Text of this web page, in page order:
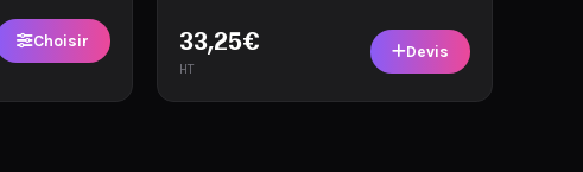
Choisir 33,25€
HT
Devis